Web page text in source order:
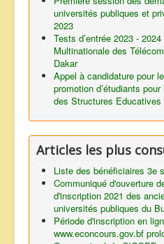
universités publiques et
2023
Tests d’entrée 2023 -
Multinationale des
Dakar
Appel à candidature pour
promotion d’étudiants
des Structures Educatives
Articles les plus
Liste des bénéficiaires 3e
Communiqué d'ouverture
d'inscription 2021 des
universités publiques du
Période d'inscription en
www.econcours.gov.bf